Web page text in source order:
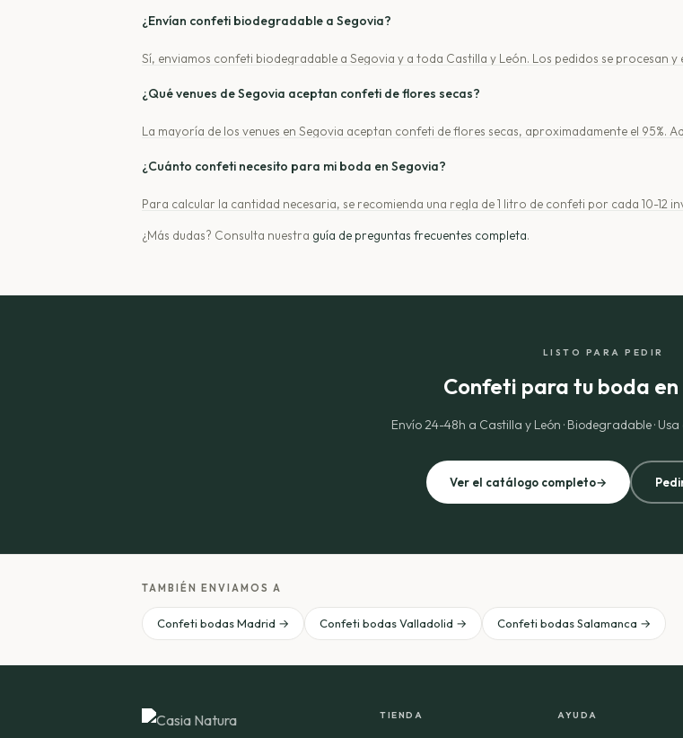
¿Envían confeti biodegradable a Segovia?
Sí, enviamos confeti biodegradable a Segovia y a toda Castilla y León. Los pedidos se procesan y
¿Qué venues de Segovia aceptan confeti de flores secas?
La mayoría de los venues en Segovia aceptan confeti de flores secas, aproximadamente el 95%.
¿Cuánto confeti necesito para mi boda en Segovia?
Para calcular la cantidad necesaria, se recomienda una regla de 1 litro de confeti por cada 10-12
¿Más dudas? Consulta nuestra guía de preguntas frecuentes completa.
LISTO PARA PEDIR
Confeti para tu boda
Envío 24-48h a Castilla y León · Biodegradable ·
Ver el catálogo completo→
TAMBIÉN ENVIAMOS A
Confeti bodas Madrid → Confeti bodas Valladolid → Confeti bodas Salamanca →
TIENDA AYUDA